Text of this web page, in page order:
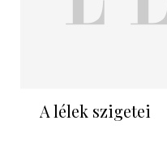
A lélek szigetei